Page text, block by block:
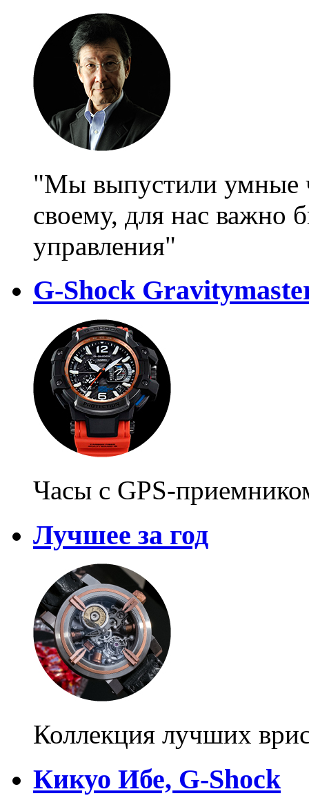
"Мы выпустили умные
своему, для нас важно
управления"
G-Shock
Часы с GPS-
Лучшее за год
Коллекция лучших
Кикуо Ибе, G-Shock